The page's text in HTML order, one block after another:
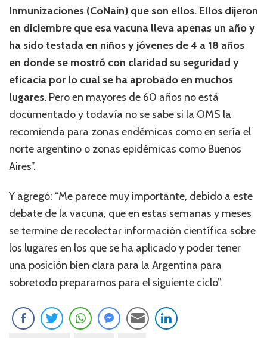
Inmunizaciones (CoNain) que son ellos. Ellos dijeron
en diciembre que esa vacuna lleva apenas un año y
ha sido testada en niños y jóvenes de 4 a 18 años
en donde se mostró con claridad su seguridad y
eficacia por lo cual se ha aprobado en muchos
lugares. Pero en mayores de 60 años no está
documentado y todavía no se sabe si la OMS la
recomienda para zonas endémicas como en sería el
norte argentino o zonas epidémicas como Buenos
Aires”.
Y agregó: “Me parece muy importante, debido a este
debate de la vacuna, que en estas semanas y meses
se termine de recolectar información científica sobre
los lugares en los que se ha aplicado y poder tener
una posición bien clara para la Argentina para
sobretodo prepararnos para el siguiente ciclo”.